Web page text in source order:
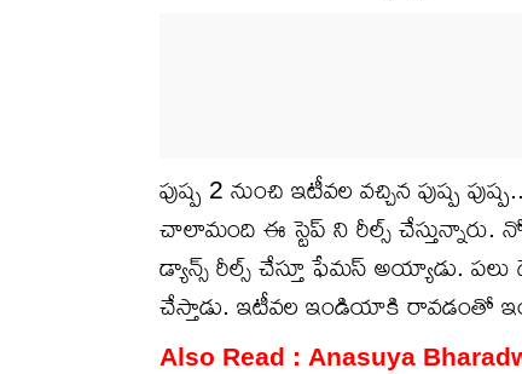
పుష్ప 2 నుంచి ఇటీవల వచ్చిన పుష్ప
చాలామంది ఈ స్టెప్ ని రీల్స్
డ్యాన్స్ రీల్స్ చేస్తూ ఫేమస్ అయ్యాడు. పలు
చేస్తాడు. ఇటీవల ఇండియాకి రావడంతో
Also Read : Anasuya